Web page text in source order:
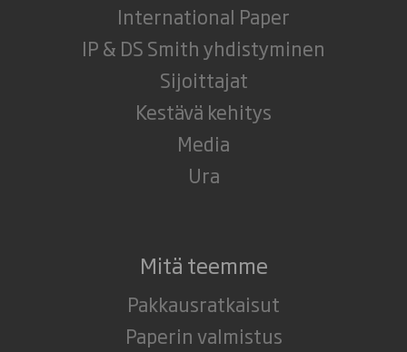
International Paper
IP & DS Smith yhdistyminen
Sijoittajat
Kestävä kehitys
Media
Ura
Mitä teemme
Pakkausratkaisut
Paperin valmistus